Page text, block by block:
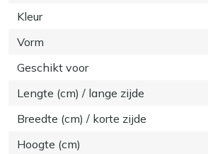
Kleur
Vorm
Geschikt voor
Lengte (cm) / lange zijde
Breedte (cm) / korte zijde
Hoogte (cm)